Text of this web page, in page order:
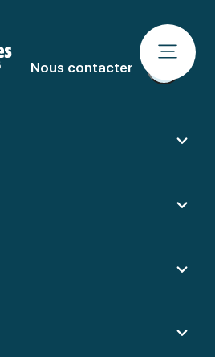
Nous contacter